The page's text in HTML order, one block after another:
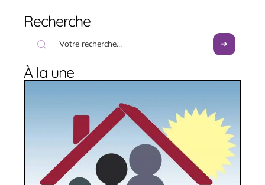
Recherche
À la une